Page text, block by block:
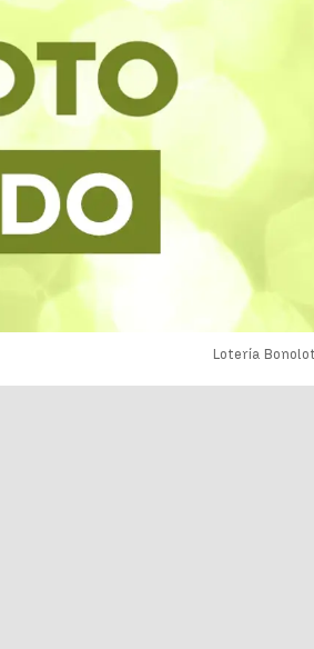
Lotería